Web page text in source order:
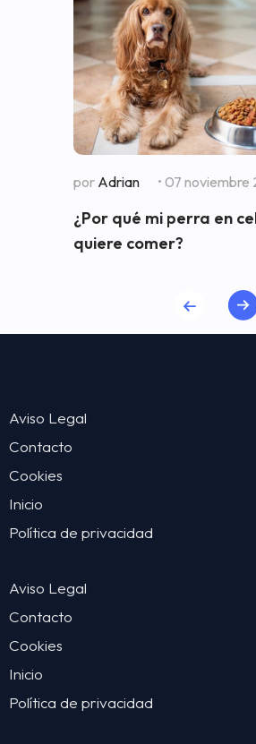
por Adrian • 07 noviembre
¿Por qué mi perra en
quiere comer?
Aviso Legal
Contacto
Cookies
Inicio
Política de privacidad
Aviso Legal
Contacto
Cookies
Inicio
Política de privacidad